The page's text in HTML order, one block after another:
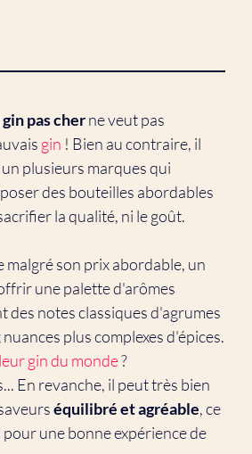
gin pas cherne veut pas
gin ! Bien au contraire, il
plusieurs marques qui
des bouteilles abordables
la qualité, ni le goût.
malgré son prix abordable, un
une palette d'arômes
des notes classiques d'agrumes
plus complexes d'épices.
gin du monde?
En revanche, il peut très bien
équilibré et agréable, ce
une bonne expérience de